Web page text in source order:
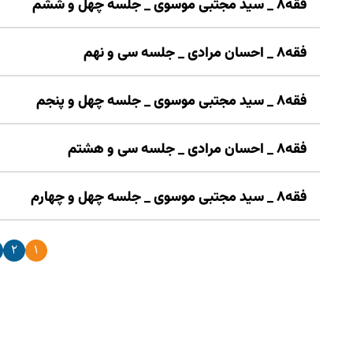
فقه۸ _ سید مجتبی موسوی _ جلسه چهل و ششم
فقه۸ _ احسان مرادی _ جلسه سی و نهم
فقه۸ _ سید مجتبی موسوی _ جلسه چهل و پنجم
فقه۸ _ احسان مرادی _ جلسه سی و هشتم
فقه۸ _ سید مجتبی موسوی _ جلسه چهل و چهارم
۱ ۲